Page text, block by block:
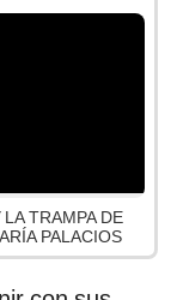
TRAMPA DE
PALACIOS